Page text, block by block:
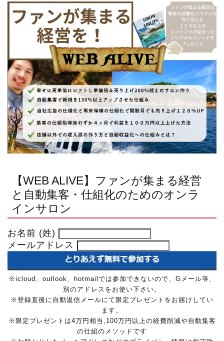
【WEB ALIVE】ファンが集まる経営
と自動集客・仕組化のためのオンラ
インサロン
お名前 (姓)
メールアドレス
※icloud、outlook、hotmailでは参加できないので、Gメール等、
別のアドレスをお使い下さい。
※登録直後に自動返信メールにて限定プレゼントをお届けしてい
ます。
※限定プレゼントは4万円相当,100万円以上の経費削減や自動集客
の仕組のメソッドです